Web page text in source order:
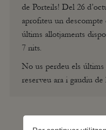
de Porteils! Del 26
aprofiteu un descompte
últims allotjaments
7 nits.
No us perdeu els
reserveu ara i gaudiu